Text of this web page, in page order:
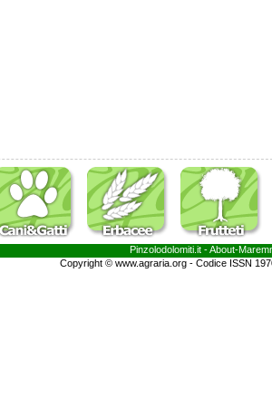
Pinzolodolomiti.it - About-
Copyright © www.agraria.org - Codice ISSN